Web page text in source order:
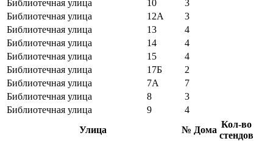
Библиотечная улица
10
3
Библиотечная улица
12А
3
Библиотечная улица
13
4
Библиотечная улица
14
4
Библиотечная улица
15
4
Библиотечная улица
17Б
2
Библиотечная улица
7А
7
Библиотечная улица
8
3
Библиотечная улица
9
4
Улица
№ Дома
Кол-во
стендов